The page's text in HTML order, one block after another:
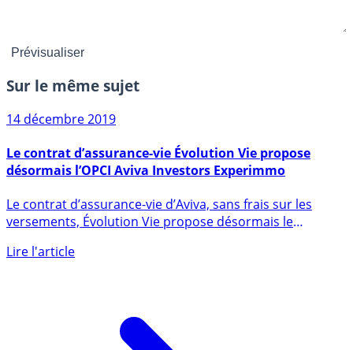
Sur le même sujet
14 décembre 2019
désormais l’OPCI Aviva Investors Experimmo
versements, Évolution Vie propose désormais le